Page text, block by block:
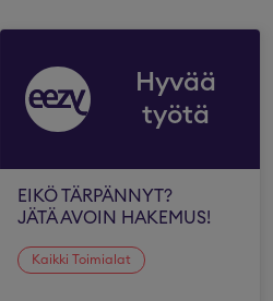
Hyvää
työtä
EIKÖ TÄRPÄNNYT?
JÄTÄ AVOIN HAKEMUS!
Kaikki Toimialat